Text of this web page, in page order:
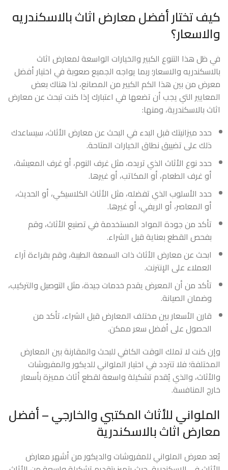
كيف تختار أفضل معارض اثاث بالاسكندريه
والاسعار؟
في ظل هذا التنوع الكبير والخيارات الواسعة لمعارض اثاث
بالاسكندريه والاسعار؛ ربما يواجه الجميع صعوبة في اختيار أفضل
معرض من بين هذا الكم الكبير من المصانع، لذا هناك بعض
المعايير التي يجب أن تضعها في اعتبارك إذا كنت تبحث عن معارض
اثاث بالاسكندرية، ومنها:
حدد ميزانيتك قبل البدء في البحث عن معارض الأثاث، سيساعدك
ذلك على تضييق نطاق الخيارات المتاحة.
حدد نوع الأثاث الذي تريده، مثل غرف النوم، أو غرف المعيشة،
أو غرف الطعام، أو المكاتب، أو غيرها.
حدد الأسلوب الذي تفضله، مثل الأثاث الكلاسيكي، أو الحديث،
أو المعاصر، أو الريفي، أو غيرها.
تأكد من جودة المواد المستخدمة في تصنيع الأثاث، وقم
بفحص القطع بعناية قبل الشراء.
ابحث عن معارض الأثاث ذات السمعة الطيبة، وقم بقراءة آراء
العملاء على الإنترنت.
تأكد من أن المعرض يقدم خدمات جيدة، مثل التوصيل والتركيب،
وضمان الصيانة.
قارن الأسعار بين مختلف المعارض قبل الشراء، تأكد من
الحصول على أفضل سعر ممكن.
وإن كنت لا تملك الوقت الكافي للبحث والمقارنة بين المعارض
المختلفة؛ فلا تتردد في اختيار الملواني للديكور والمفروشات
والأثاث، والذي يُقدم تشكيلة واسعة لقطع أثاث مميزة بأسعار
خارج المنافسة.
الملواني للأثاث المكتبي والخارجي – أفضل
معارض اثاث بالاسكندرية
يُعد معرض الملواني للمفروشات والديكور من أشهر معارض